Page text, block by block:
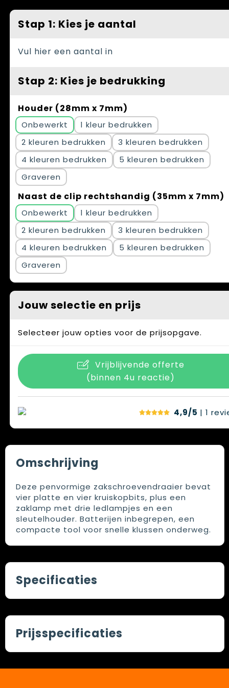
Themapakketten
Veiligheid, Auto en Fiets
Bedrijfskleding
Stap 1: Kies je aantal
Vul hier een aantal in
Stap 2: Kies je bedrukking
Houder (28mm x 7mm)
Onbewerkt
1
2
3
4
5
Graveren
Naast de clip rechtshandig (35mm x 7mm)
Onbewerkt
1
2
3
4
5
Graveren
Jouw selectie en prijs
Selecteer jouw opties voor de prijsopgave.
Vrijblijvende offerte
(binnen 4u reactie)
4,9/5 | 1
Omschrijving
Deze penvormige zakschroevendraaier bevat
vier platte en vier kruiskopbits, plus een
zaklamp met drie ledlampjes en een
sleutelhouder. Batterijen inbegrepen, een
compacte tool voor snelle klussen onderweg.
Specificaties
Prijsspecificaties